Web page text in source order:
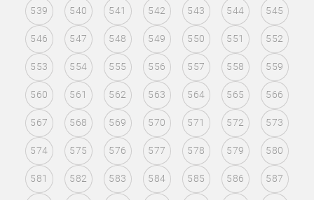
539 540 541 542 543 544 545
546 547 548 549 550 551 552
553 554 555 556 557 558 559
560 561 562 563 564 565 566
567 568 569 570 571 572 573
574 575 576 577 578 579 580
581 582 583 584 585 586 587